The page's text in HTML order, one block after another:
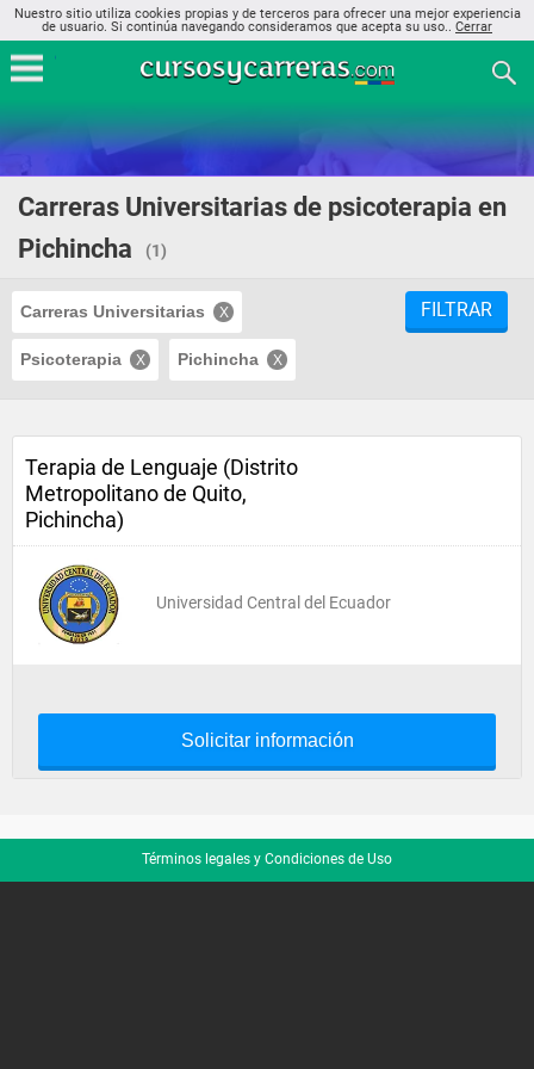
Nuestro sitio utiliza cookies propias y de terceros para ofrecer una mejor experiencia
de usuario. Si continúa navegando consideramos que acepta su uso.. Cerrar
Carreras Universitarias de psicoterapia en
Pichincha
(1)
Carreras Universitarias
Psicoterapia Pichincha
FILTRAR
Terapia de Lenguaje (Distrito
Metropolitano de Quito,
Pichincha)
Universidad Central del Ecuador
Solicitar información
Términos legales y Condiciones de Uso